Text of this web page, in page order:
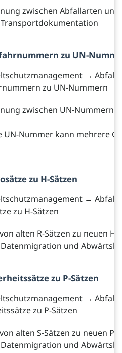
zwischen Abfallarten
zu UN-
→
zu UN-Nummern
zwischen UN-Nummern
UN-Nummer kann mehrere
zu H-Sätzen
→
zu H-Sätzen
alten R-Sätzen zu neuen H-
Datenmigration und
zu P-Sätzen
→
zu P-Sätzen
alten S-Sätzen zu neuen P-
Datenmigration und